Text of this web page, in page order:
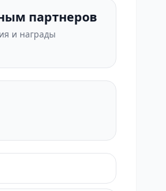
партнеров
и награды